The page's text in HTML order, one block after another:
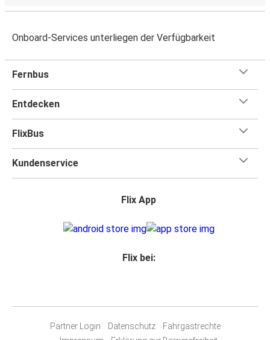
Onboard-Services unterliegen der Verfügbarkeit
Fernbus
Entdecken
FlixBus
Kundenservice
Flix App
Flix bei:
Partner Login Datenschutz
Fahrgastrechte